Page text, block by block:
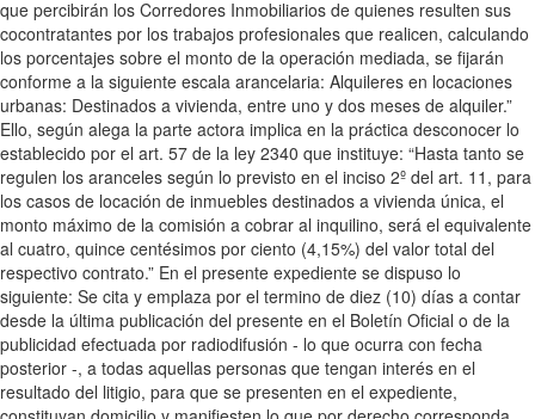
que percibirán los Corredores Inmobiliarios de quienes resulten sus
cocontratantes por los trabajos profesionales que realicen, calculando
los porcentajes sobre el monto de la operación mediada, se fijarán
conforme a la siguiente escala arancelaria: Alquileres en locaciones
urbanas: Destinados a vivienda, entre uno y dos meses de alquiler.”
Ello, según alega la parte actora implica en la práctica desconocer lo
establecido por el art. 57 de la ley 2340 que instituye: “Hasta tanto se
regulen los aranceles según lo previsto en el inciso 2º del art. 11, para
los casos de locación de inmuebles destinados a vivienda única, el
monto máximo de la comisión a cobrar al inquilino, será el equivalente
al cuatro, quince centésimos por ciento (4,15%) del valor total del
respectivo contrato.” En el presente expediente se dispuso lo
siguiente: Se cita y emplaza por el termino de diez (10) días a contar
desde la última publicación del presente en el Boletín Oficial o de la
publicidad efectuada por radiodifusión - lo que ocurra con fecha
posterior -, a todas aquellas personas que tengan interés en el
resultado del litigio, para que se presenten en el expediente,